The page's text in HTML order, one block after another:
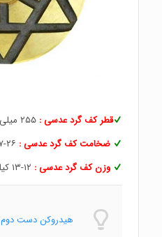
قطر کف گرد عدسی : ۲۵۵ میلی متر
ضخامت کف گرد عدسی :
وزن کف گرد عدسی :
هیدروکن دست دوم